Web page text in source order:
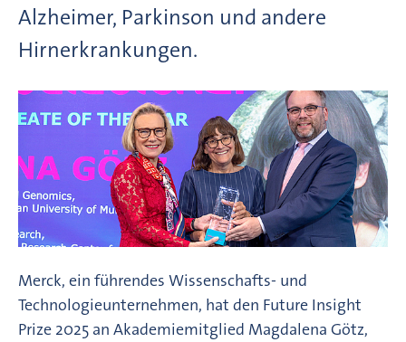
Alzheimer, Parkinson und andere
Hirnerkrankungen.
Merck, ein führendes Wissenschafts- und
Technologieunternehmen, hat den Future Insight
Prize 2025 an Akademiemitglied Magdalena Götz,